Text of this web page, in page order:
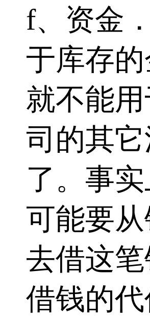
f、资金
于库存
就不能
司的其
了。事实
可能要
去借这笔
借钱的